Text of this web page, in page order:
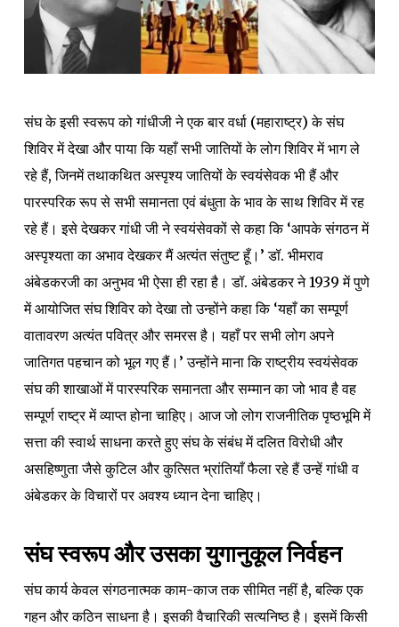
संघ के इसी स्वरूप को गांधीजी ने एक बार वर्धा (महाराष्ट्र) के संघ
शिविर में देखा और पाया कि यहाँ सभी जातियों के लोग शिविर में भाग ले
रहे हैं, जिनमें तथाकथित अस्पृश्य जातियों के स्वयंसेवक भी हैं और
पारस्परिक रूप से सभी समानता एवं बंधुता के भाव के साथ शिविर में रह
रहे हैं। इसे देखकर गांधी जी ने स्वयंसेवकों से कहा कि ‘आपके संगठन में
अस्पृश्यता का अभाव देखकर मैं अत्यंत संतुष्ट हूँ।’ डॉ. भीमराव
अंबेडकरजी का अनुभव भी ऐसा ही रहा है। डॉ. अंबेडकर ने 1939 में पुणे
में आयोजित संघ शिविर को देखा तो उन्होंने कहा कि ‘यहाँ का सम्पूर्ण
वातावरण अत्यंत पवित्र और समरस है। यहाँ पर सभी लोग अपने
जातिगत पहचान को भूल गए हैं।’ उन्होंने माना कि राष्ट्रीय स्वयंसेवक
संघ की शाखाओं में पारस्परिक समानता और सम्मान का जो भाव है वह
सम्पूर्ण राष्ट्र में व्याप्त होना चाहिए। आज जो लोग राजनीतिक पृष्ठभूमि में
सत्ता की स्वार्थ साधना करते हुए संघ के संबंध में दलित विरोधी और
असहिष्णुता जैसे कुटिल और कुत्सित भ्रांतियाँ फैला रहे हैं उन्हें गांधी व
अंबेडकर के विचारों पर अवश्य ध्यान देना चाहिए।
संघ स्वरूप और उसका युगानुकूल निर्वहन
संघ कार्य केवल संगठनात्मक काम-काज तक सीमित नहीं है, बल्कि एक
गहन और कठिन साधना है। इसकी वैचारिकी सत्यनिष्ठ है। इसमें किसी